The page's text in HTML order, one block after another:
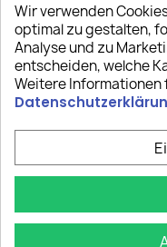
Zietenstr. 9
12244 Berlin
Tel: +49 (0)30 2357 3470
info@top-
Wir verwenden
optimal zu gestalten,
Analyse und zu
entscheiden, welche
Weitere Informationen